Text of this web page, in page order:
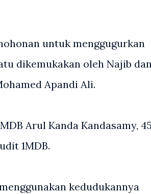
untuk menggugurkan
dikemukakan oleh Najib
Apandi Ali.
Arul Kanda Kandasamy,
1MDB.
kedudukannya